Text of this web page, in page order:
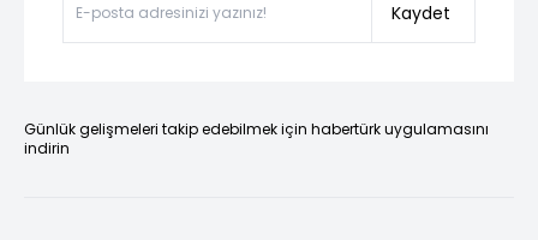
Kaydet
Günlük gelişmeleri takip edebilmek için habertürk uygulamasını
indirin